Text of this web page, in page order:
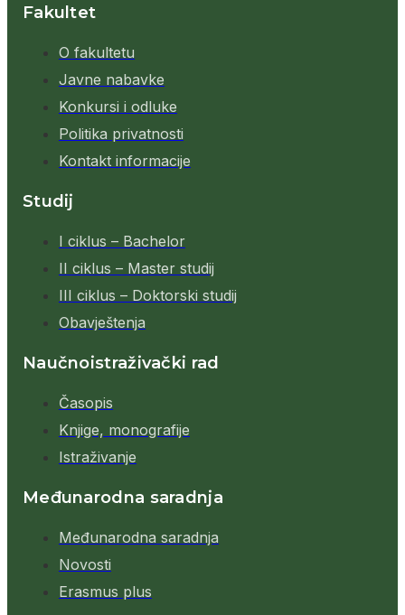
Fakultet
O fakultetu
Javne nabavke
Konkursi i odluke
Politika privatnosti
Kontakt informacije
Studij
I ciklus – Bachelor
II ciklus – Master studij
III ciklus – Doktorski studij
Obavještenja
Naučnoistraživački rad
Časopis
Knjige, monografije
Istraživanje
Međunarodna saradnja
Međunarodna saradnja
Novosti
Erasmus plus